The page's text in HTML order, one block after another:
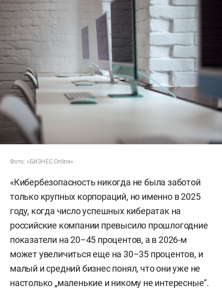
Фото: «БИЗНЕС Online»
«Кибербезопасность никогда не была заботой
только крупных корпораций, но именно в 2025
году, когда число успешных кибератак на
российские компании превысило прошлогодние
показатели на 20–45 процентов, а в 2026-м
может увеличиться еще на 30–35 процентов, и
малый и средний бизнес понял, что они уже не
настолько „маленькие и никому не интересные“.